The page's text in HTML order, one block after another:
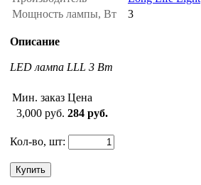
Мощность лампы, Вт
3
Описание
LED лампа LLL 3 Вт
Мин. заказ Цена
3,000 руб. 284 руб.
Кол-во, шт:
Купить